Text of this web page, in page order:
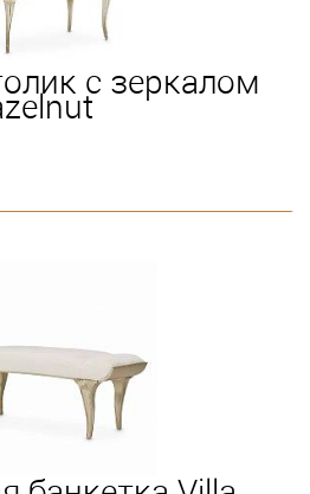
с зеркалом